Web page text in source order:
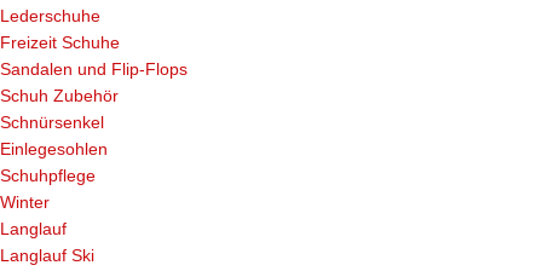
Lederschuhe
Freizeit Schuhe
Sandalen und Flip-Flops
Schuh Zubehör
Schnürsenkel
Einlegesohlen
Schuhpflege
Winter
Langlauf
Langlauf Ski